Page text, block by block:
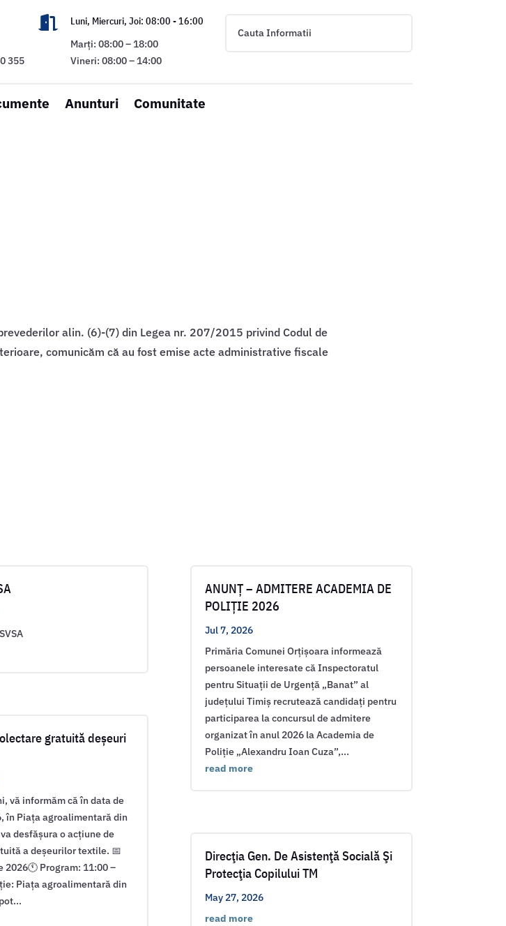
355

Luni, Miercuri, Joi: 08:00 - 16:00
Marți: 08:00 – 18:00
Vineri: 08:00 – 14:00
Anunturi
Comunitate
alin. (6)-(7) din Legea nr. 207/2015 privind Codul de
comunicăm că au fost emise acte administrative fiscale
gratuită deșeuri
vă informăm că în data de
în Piața agroalimentară din
desfășura o acțiune de
a deșeurilor textile. 📅
2026🕚 Program: 11:00 –
Piața agroalimentară din
ANUNȚ – ADMITERE ACADEMIA DE
POLIȚIE 2026
Jul 7, 2026
Primăria Comunei Orțișoara informează
persoanele interesate că Inspectoratul
pentru Situații de Urgență „Banat” al
județului Timiș recrutează candidați pentru
participarea la concursul de admitere
organizat în anul 2026 la Academia de
Poliție „Alexandru Ioan Cuza”,...
read more
Direcţia Gen. De Asistenţă Socială Şi
Protecţia Copilului TM
May 27, 2026
read more